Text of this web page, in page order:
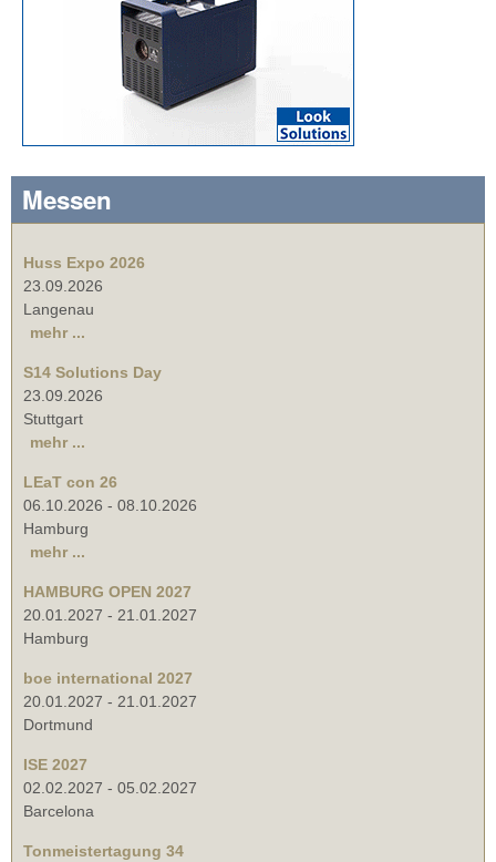
Messen
Huss Expo 2026
23.09.2026
Langenau
mehr ...
S14 Solutions Day
23.09.2026
Stuttgart
mehr ...
LEaT con 26
06.10.2026 - 08.10.2026
Hamburg
mehr ...
HAMBURG OPEN 2027
20.01.2027 - 21.01.2027
Hamburg
boe international 2027
20.01.2027 - 21.01.2027
Dortmund
ISE 2027
02.02.2027 - 05.02.2027
Barcelona
Tonmeistertagung 34